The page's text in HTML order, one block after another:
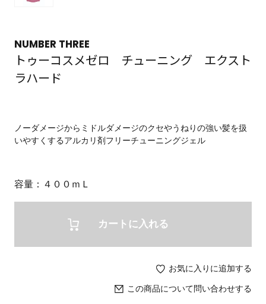
NUMBER THREE
トゥーコスメゼロ チューニング エクスト
ラハード
ノーダメージからミドルダメージのクセやうねりの強い髪を扱
いやすくするアルカリ剤フリーチューニングジェル
容量 ４００ｍＬ
カートに入れる
お気に入りに追加する
この商品について問い合わせする